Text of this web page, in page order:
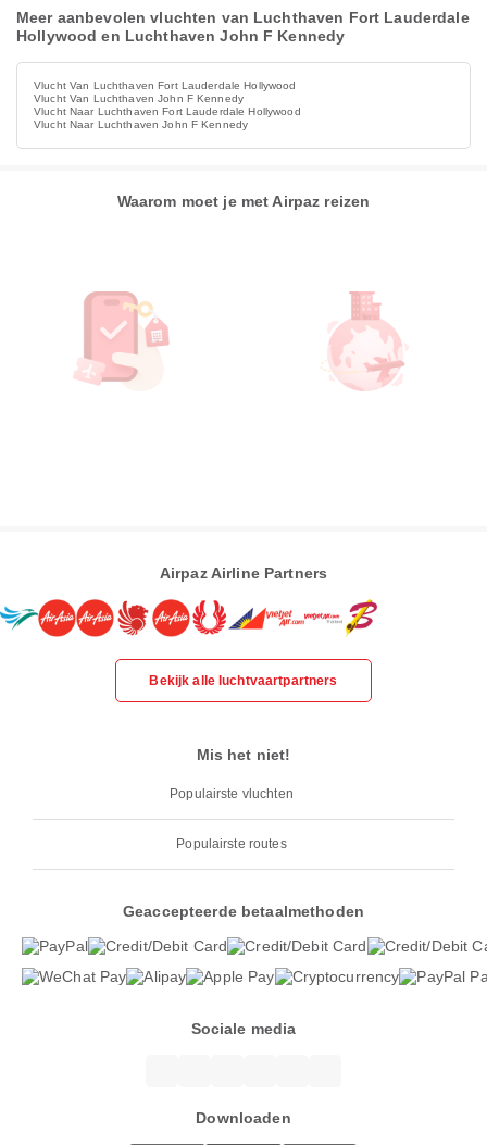
Meer aanbevolen vluchten van Luchthaven Fort Lauderdale
Hollywood en Luchthaven John F Kennedy
Vlucht Van Luchthaven Fort Lauderdale Hollywood
Vlucht Van Luchthaven John F Kennedy
Vlucht Naar Luchthaven Fort Lauderdale Hollywood
Vlucht Naar Luchthaven John F Kennedy
Waarom moet je met Airpaz reizen
Airpaz Airline Partners
Bekijk alle luchtvaartpartners
Mis het niet!
Populairste vluchten
Populairste routes
Geaccepteerde betaalmethoden
Sociale media
Downloaden